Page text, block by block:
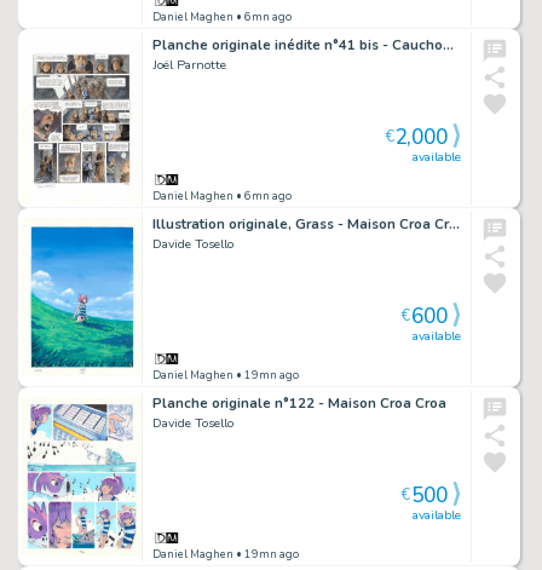
Daniel Maghen • 6mn ago
Planche originale inédite n°41 bis - Cauchon... Ou l'homme qui tua Jeanne d'Arc
Joël Parnotte
Daniel Maghen • 6mn ago
available
€2,000
Illustration originale, Grass - Maison Croa Croa
Davide Tosello
Daniel Maghen • 19mn ago
available
€600
Planche originale n°122 - Maison Croa Croa
Davide Tosello
Daniel Maghen • 19mn ago
available
€500